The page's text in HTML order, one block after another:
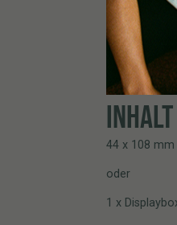
INHALT
44 x 108 mm
oder
1 x